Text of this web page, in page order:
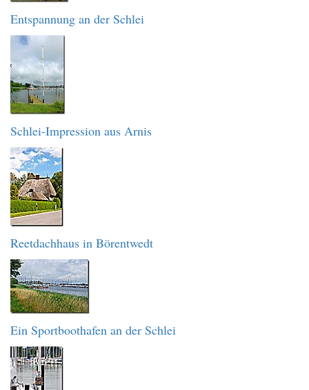
Entspannung an der Schlei
Schlei-Impression aus Arnis
Reetdachhaus in Börentwedt
Ein Sportboothafen an der Schlei